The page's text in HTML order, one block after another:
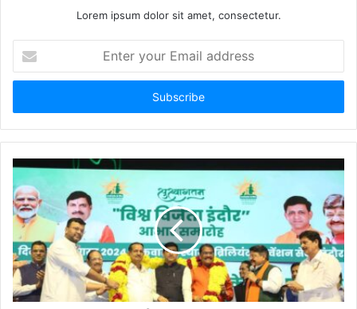
Lorem ipsum dolor sit amet, consectetur.
your
Email